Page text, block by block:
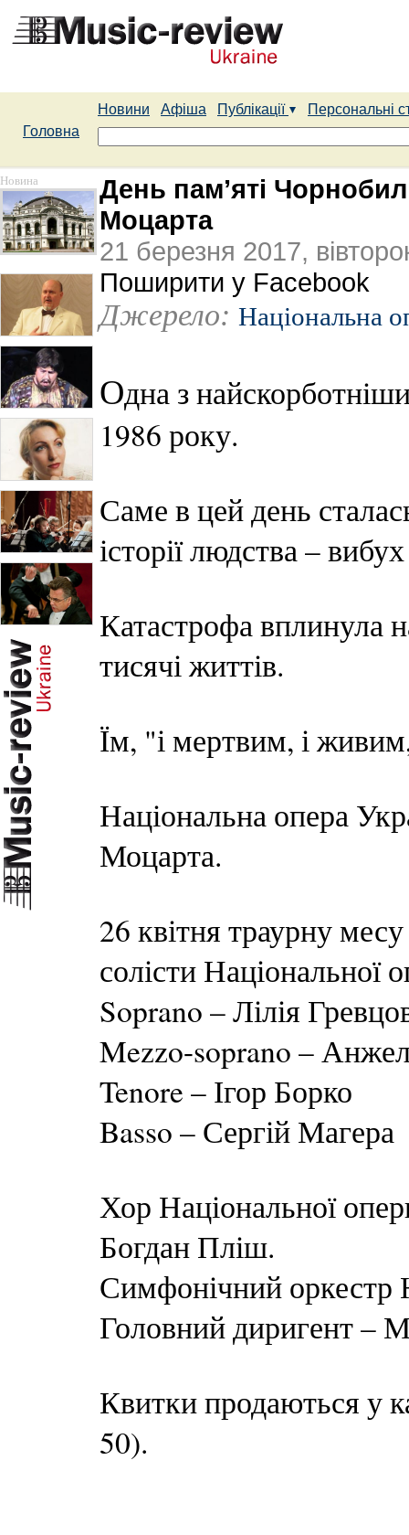
Новини Афіша Публікації
Персональні
Головна
Новина
День пам’яті
Моцарта
21 березня 2017,
Поширити у Facebook
Джерело: Національна
Одна з
1986 року.
Саме в цей день
історії людства –
Катастрофа вплинула
тисячі життів.
Їм, "і мертвим, і
Національна опера
Моцарта.
26 квітня траурну
солісти Національної
Soprano – Лілія
Mezzo-soprano –
Tenore – Ігор Борко
Basso – Сергій Магера
Хор Національної
Богдан Пліш.
Симфонічний оркестр
Головний диригент –
Квитки продаються у
50).